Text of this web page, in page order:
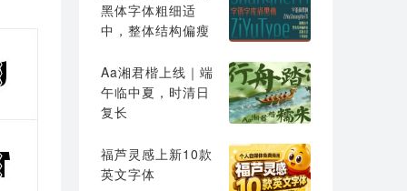
黑体字体粗细适
中，整体结构偏瘦
Aa湘君楷上线｜端
午临中夏，时清日
复长
福芦灵感上新10款
英文字体